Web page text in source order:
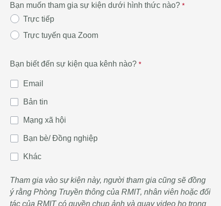
Bạn muốn tham gia sự kiện dưới hình thức nào?
Trực tiếp
Trực tuyến qua Zoom
Bạn biết đến sự kiện qua kênh nào?
Email
Bản tin
Mạng xã hội
Bạn bè/ Đồng nghiệp
Khác
Tham gia vào sự kiện này, người tham gia cũng sẽ đồng
ý rằng Phòng Truyền thông của RMIT, nhân viên hoặc đối
tác của RMIT có quyền chụp ảnh và quay video họ trong